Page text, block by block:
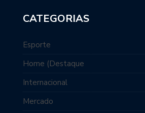
CATEGORIAS
Esporte
Home (Destaque
Internacional
Mercado